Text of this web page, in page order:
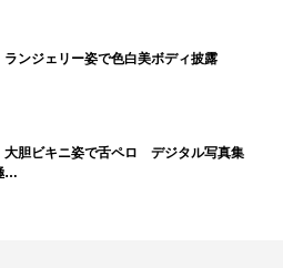
ランジェリー姿で色白美ボディ披露
大胆ビキニ姿で舌ペロ デジタル写真集
…